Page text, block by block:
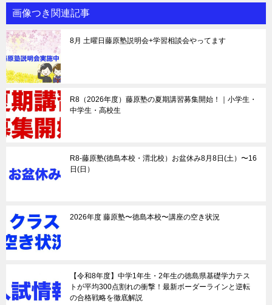
画像つき関連記事
8月 土曜日藤原塾説明会+学習相談会やってます
R8（2026年度）藤原塾の夏期講習募集開始！｜小学生・
中学生・高校生
R8-藤原塾(徳島本校・渭北校）お盆休み8月8日(土）〜16
日(日）
2026年度 藤原塾〜徳島本校〜講座の空き状況
【令和8年度】中学1年生・2年生の徳島県基礎学力テス
トが平均300点割れの衝撃！最新ボーダーラインと逆転
の合格戦略を徹底解説